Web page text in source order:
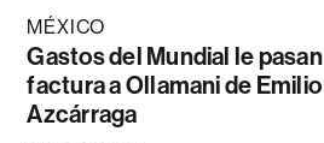
MÉXICO
Gastos del Mundial le pasan
factura a Ollamani de Emilio
Azcárraga